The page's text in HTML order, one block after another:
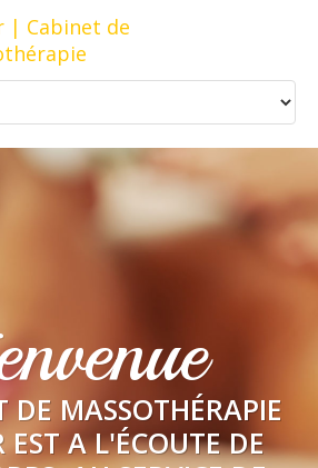
DE MASSOTHÉRAPIE
EST A L'ÉCOUTE DE